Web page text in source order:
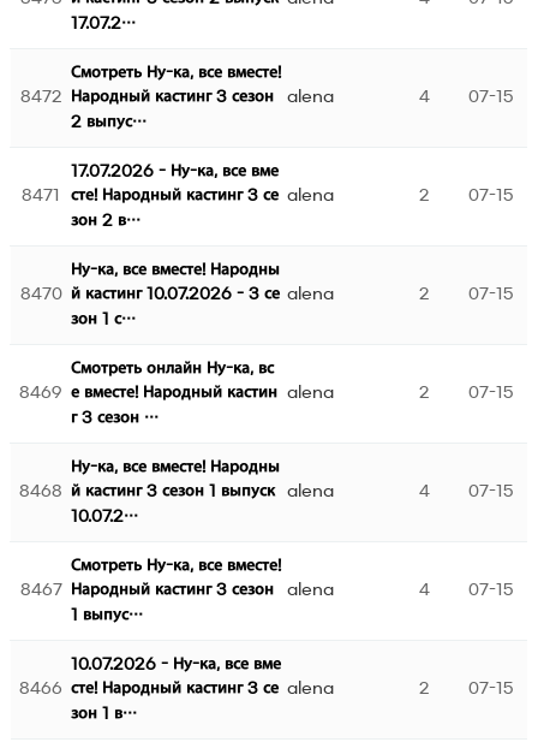
17.07.2…
8472
Смотреть Ну-ка, все вместе!
Народный кастинг 3 сезон
2 выпус…
alena 4 07-15
8471
17.07.2026 - Ну-ка, все вме
сте! Народный кастинг 3 се
зон 2 в…
alena 2 07-15
8470
Ну-ка, все вместе! Народны
й кастинг 10.07.2026 - 3 се
зон 1 с…
alena 2 07-15
8469
Смотреть онлайн Ну-ка, вс
е вместе! Народный кастин
г 3 сезон …
alena 2 07-15
8468
Ну-ка, все вместе! Народны
й кастинг 3 сезон 1 выпуск
10.07.2…
alena 4 07-15
8467
Смотреть Ну-ка, все вместе!
Народный кастинг 3 сезон
1 выпус…
alena 4 07-15
8466
10.07.2026 - Ну-ка, все вме
сте! Народный кастинг 3 се
зон 1 в…
alena 2 07-15